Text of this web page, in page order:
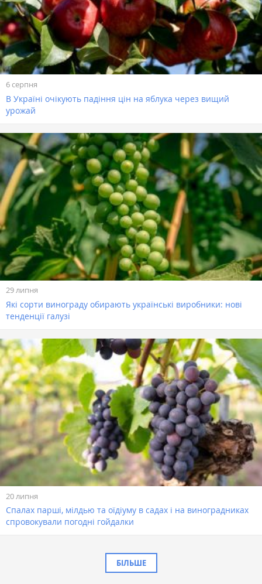
6 серпня
В Україні очікують падіння цін на яблука через вищий
урожай
29 липня
Які сорти винограду обирають українські виробники: нові
тенденції галузі
20 липня
Спалах парші, мілдью та оїдіуму в садах і на виноградниках
спровокували погодні гойдалки
БІЛЬШЕ